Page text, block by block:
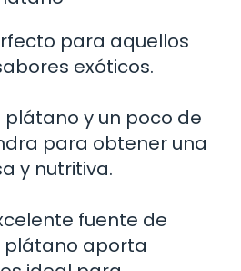
para aquellos
exóticos.
plátano y un poco de
para obtener una
y nutritiva.
fuente de
plátano aporta